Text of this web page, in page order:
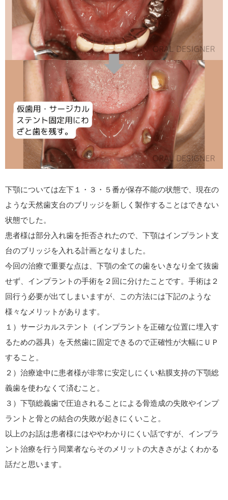
下顎については左下１・３・５番が保存不能の状態で、現在の
ような天然歯支台のブリッジを新しく製作することはできない
状態でした。
患者様は部分入れ歯を拒否されたので、下顎はインプラント支
台のブリッジを入れる計画となりました。
今回の治療で重要な点は、下顎の全ての歯をいきなり全て抜歯
せず、インプラントの手術を２回に分けたことです。手術は２
回行う必要が出てしまいますが、この方法には下記のような
様々なメリットがあります。
１）サージカルステント（インプラントを正確な位置に埋入す
るための器具）を天然歯に固定できるので正確性が大幅にＵＰ
すること。
２）治療途中に患者様が非常に安定しにくい粘膜支持の下顎総
義歯を使わなくて済むこと。
３）下顎総義歯で圧迫されることによる骨造成の失敗やインプ
ラントと骨との結合の失敗が起きにくいこと。
以上のお話は患者様にはややわかりにくい話ですが、インプラ
ント治療を行う同業者ならそのメリットの大きさがよくわかる
話だと思います。